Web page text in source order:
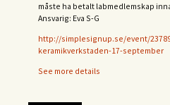
måste ha betalt labmedlemskap
Ansvarig: Eva S-G
http://simplesignup.se/event/
keramikverkstaden-17-september
See more details